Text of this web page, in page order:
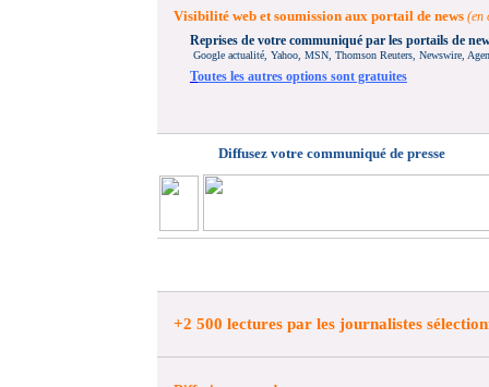
Visibilité web et soumission aux portail de news (en
Reprises de votre communiqué par les portails de
Google actualité, Yahoo, MSN, Thomson Reuters, Newswire,
Toutes les autres options sont gratuites
Diffusez votre communiqué de presse
+2 500 lectures par les journalistes